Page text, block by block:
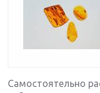
Самостоятельно